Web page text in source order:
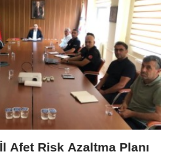
Afet Risk Azaltma Planı